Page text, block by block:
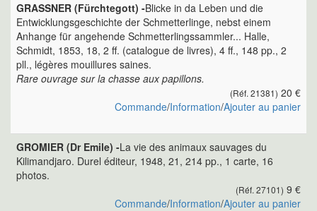
GRASSNER (Fürchtegott) -Blicke in da Leben und die
Entwicklungsgeschichte der Schmetterlinge, nebst einem
Anhange für angehende Schmetterlingssammler... Halle,
Schmidt, 1853, 18, 2 ff. (catalogue de livres), 4 ff., 148 pp., 2
pll., légères mouillures saines.
Rare ouvrage sur la chasse aux papillons.
(Réf. 21381) 20 €
Commande/Information/Ajouter au panier
GROMIER (Dr Emile) -La vie des animaux sauvages du
Kilimandjaro. Durel éditeur, 1948, 21, 214 pp., 1 carte, 16
photos.
(Réf. 27101) 9 €
Commande/Information/Ajouter au panier